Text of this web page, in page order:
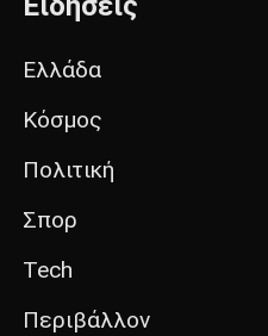
Ελλάδα
Κόσμος
Πολιτική
Σπορ
Tech
Περιβάλλον